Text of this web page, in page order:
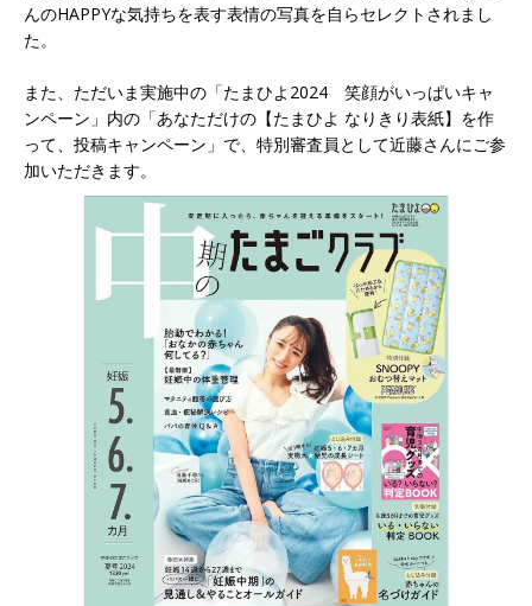
んのHAPPYな気持ちを表す表情の写真を自らセレクトされまし
た。
また、ただいま実施中の「たまひよ2024 笑顔がいっぱいキャ
ンペーン」内の「あなただけの【たまひよ なりきり表紙】を作
って、投稿キャンペーン」で、特別審査員として近藤さんにご参
加いただきます。